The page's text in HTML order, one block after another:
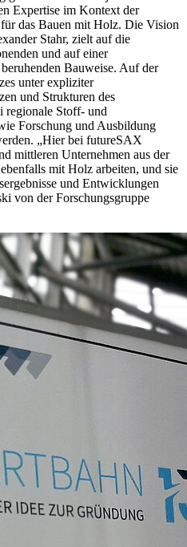
Expertise im Kontext der
das Bauen mit Holz. Die Vision
Stahr, zielt auf die
und auf einer
Bauweise. Auf der
unter expliziter
und Strukturen des
regionale Stoff- und
Forschung und Ausbildung
„Hier bei futureSAX
mittleren Unternehmen aus der
mit Holz arbeiten, und sie
und Entwicklungen
von der Forschungsgruppe